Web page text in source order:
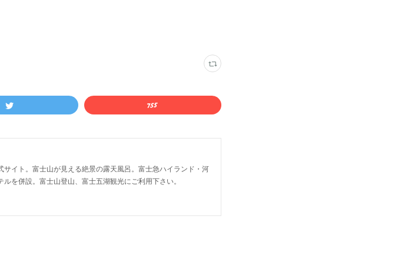
イト。富士山が見える絶景の露天風呂。富士急ハイランド・河
を併設。富士山登山、富士五湖観光にご利用下さい。